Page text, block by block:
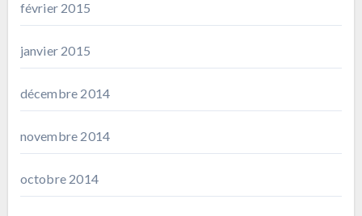
février 2015
janvier 2015
décembre 2014
novembre 2014
octobre 2014